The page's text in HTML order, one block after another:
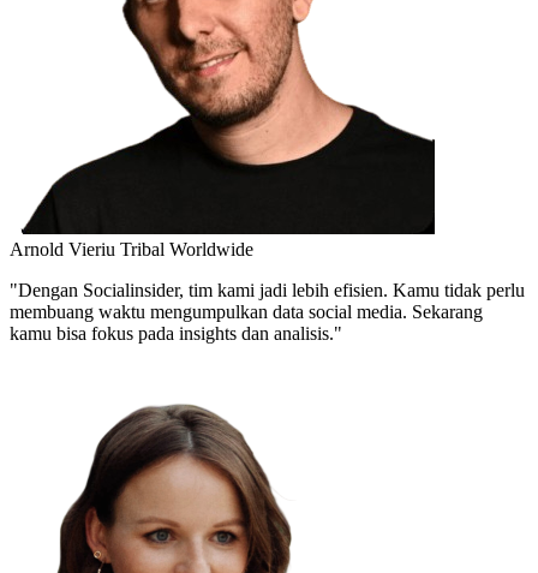
Arnold Vieriu Tribal Worldwide
"Dengan Socialinsider, tim kami jadi lebih efisien. Kamu tidak perlu
membuang waktu mengumpulkan data social media. Sekarang
kamu bisa fokus pada insights dan analisis."